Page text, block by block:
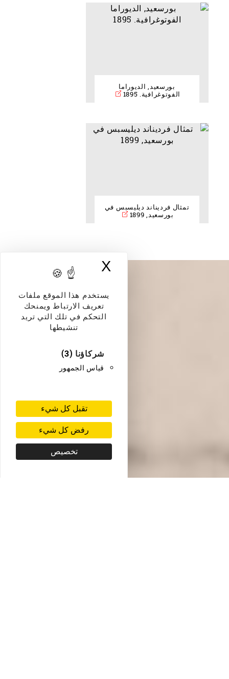
يستخدم هذا الموقع ملفات
تعريف الارتباط ويمنحك
التحكم في تلك التي تريد
تنشيطها
شركاؤنا (3)
قياس الجمهور
تقبل كل شيء
رفض كل شيء
تخصيص
Xإخفاء لافتة
بورسعيد, الديوراما
الفوتوغرافية. 1895
تمثال فرديناند ديليسبس في
بورسعيد, 1899